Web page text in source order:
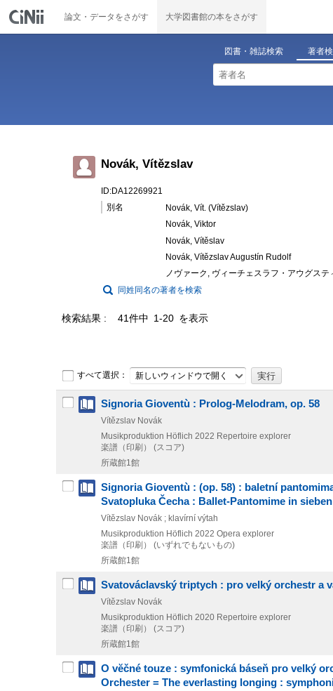
論文・データをさがす 大学図書館の本をさがす
図書・雑誌検索 著者
Novák, Vítězslav
ID:DA12269921
別名
Novák, Vít. (Vítězslav)
Novák, Viktor
Novák, Vítěslav
Novák, Vítězslav Augustín Rudolf
ノヴァーク, ヴィーチェスラフ・アウグステ
同姓同名の著者を検索
検索結果 41件中 1-20 を表示
すべて選択： 新しいウィンドウで開く
Signoria Gioventù : Prolog-Melodram, op. 58
Vítězslav Novák
Musikproduktion Höflich 2022 Repertoire explorer
楽譜（印刷） (スコア)
所蔵館1館
Signoria Gioventù : (op. 58) : baletní
Svatopluka Čecha : Ballet-Pantomime in
Vítězslav Novák ; klavírní výtah
Musikproduktion Höflich 2022 Opera explorer
楽譜（印刷） (いずれでもないもの)
所蔵館1館
Svatováclavský triptych : pro velký orchestr a
Vítězslav Novák
Musikproduktion Höflich 2020 Repertoire explorer
楽譜（印刷） (スコア)
所蔵館1館
O vĕčné touze : symfonická báseň pro velký
Orchester = The everlasting longing :